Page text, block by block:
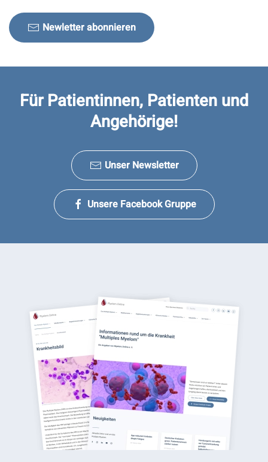
Newletter abonnieren
Für Patientinnen, Patienten und
Angehörige!
Unser Newsletter
Unsere Facebook Gruppe